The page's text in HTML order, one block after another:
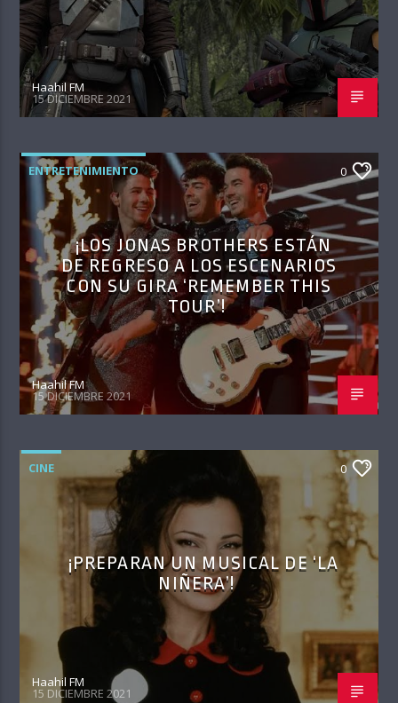
Haahil FM
15 DICIEMBRE 2021
ENTRETENIMIENTO 0
¡LOS JONAS BROTHERS ESTÁN
DE REGRESO A LOS ESCENARIOS
CON SU GIRA ‘REMEMBER THIS
TOUR’!
Haahil FM
15 DICIEMBRE 2021
CINE 0
¡PREPARAN UN MUSICAL DE ‘LA
NIÑERA’!
Haahil FM
15 DICIEMBRE 2021